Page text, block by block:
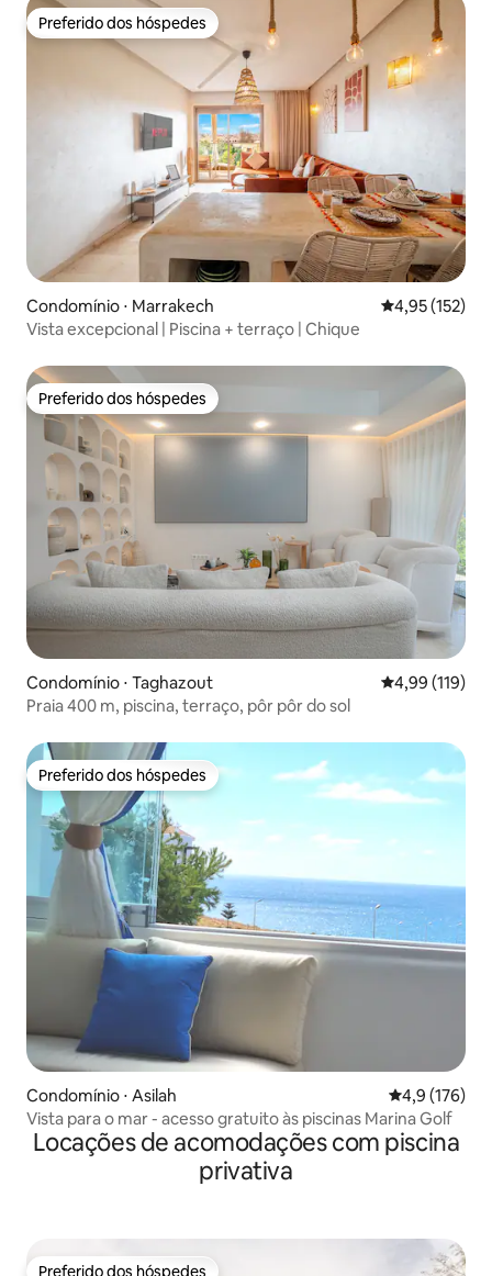
Preferido dos hóspedes
Preferido dos hóspedes
Condomínio ⋅ Marrakech 4,95 de uma
4,95 (152)
Vista excepcional | Piscina + terraço | Chique
Preferido dos hóspedes
Preferido dos hóspedes
Condomínio ⋅ Taghazout 4,99 de uma
4,99 (119)
Praia 400 m, piscina, terraço, pôr pôr do sol
Preferido dos hóspedes
Preferido dos hóspedes
Condomínio ⋅ Asilah 4,9 de uma
4,9 (176)
Vista para o mar - acesso gratuito às piscinas Marina Golf
Locações de acomodações com piscina
privativa
Preferido dos hóspedes